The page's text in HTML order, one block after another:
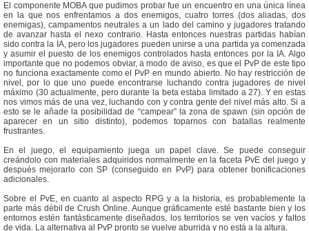
El componente MOBA que pudimos probar fue un encuentro en una única línea
en la que nos enfrentamos a dos enemigos, cuatro torres (dos aliadas, dos
enemigas), campamentos neutrales a un lado del camino y jugadores tratando
de avanzar hasta el nexo contrario. Hasta entonces nuestras partidas habían
sido contra la IA, pero los jugadores pueden unirse a una partida ya comenzada
y asumir el puesto de los enemigos controlados hasta entonces por la IA. Algo
importante que no podemos obviar, a modo de aviso, es que el PvP de este tipo
no funciona exactamente como el PvP en mundo abierto. No hay restricción de
nivel, por lo que uno puede encontrarse luchando contra jugadores de nivel
máximo (30 actualmente, pero durante la beta estaba limitado a 27). Y en estas
nos vimos más de una vez, luchando con y contra gente del nivel más alto. Si a
esto se le añade la posibilidad de “campear” la zona de spawn (sin opción de
aparecer en un sitio distinto), podemos toparnos con batallas realmente
frustrantes.
En el juego, el equipamiento juega un papel clave. Se puede conseguir
creándolo con materiales adquiridos normalmente en la faceta PvE del juego y
después mejorarlo con SP (conseguido en PvP) para obtener bonificaciones
adicionales.
Sobre el PvE, en cuanto al aspecto RPG y a la historia, es probablemente la
parte más débil de Crush Online. Aunque gráficamente esté bastante bien y los
entornos estén fantásticamente diseñados, los territorios se ven vacíos y faltos
de vida. La alternativa al PvP pronto se vuelve aburrida y no está a la altura.